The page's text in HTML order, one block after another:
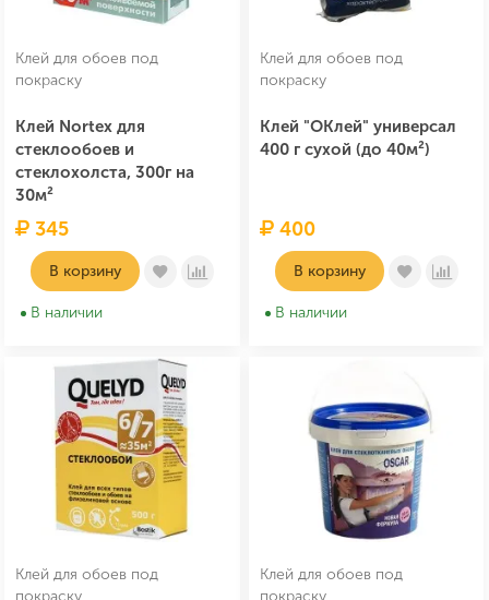
Клей для обоев под
покраску
Клей Nortex для
стеклообоев и
стеклохолста, 300г на
30м²
345
В корзину
В наличии
Клей для обоев под
покраску
Клей "ОКлей" универсал
400 г сухой (до 40м²)
400
В корзину
В наличии
Клей для обоев под
покраску
Клей для обоев под
покраску